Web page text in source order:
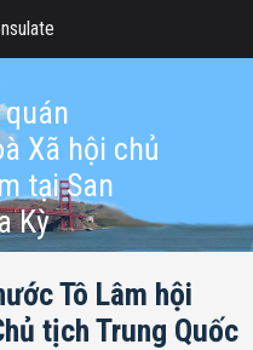
Xã hội chủ
tại San
Kỳ
Tô Lâm hội
tịch Trung Quốc